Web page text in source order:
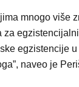
mnogo više
egzistencije
naveo je